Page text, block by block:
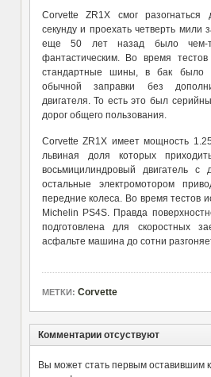
Corvette ZR1X смог
секунду и проехать четверть мили
еще 50 лет назад было чем-
фантастическим. Во время
стандартные шины, в бак было
обычной заправки без
двигателя. То есть это был
дорог общего пользования.
Corvette ZR1X имеет мощность
львиная доля которых
восьмицилиндровый двигатель с
остальные электромотором
передние колеса. Во время тестов
Michelin PS4S. Правда
подготовлена для скоростных
асфальте машина до сотни
МЕТКИ: Corvette
Комментарии отсуствуют
Вы может стать первым оставившим